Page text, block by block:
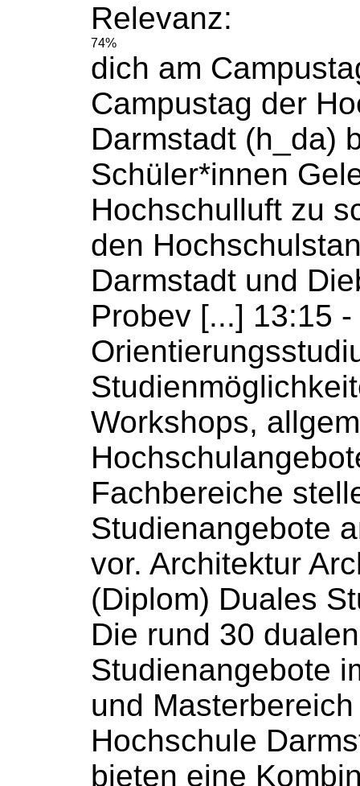
Relevanz:
74%
dich am
Campustag der
Darmstadt (h_da)
Schüler*innen
Hochschulluft zu
den
Darmstadt und
Probev [...] 13:15
Workshops,
Fachbereiche
Studienangebote
vor. Architektur
(Diplom) Duales
Die rund 30 dualen
Studienangebote
und
Hochschule
bieten eine